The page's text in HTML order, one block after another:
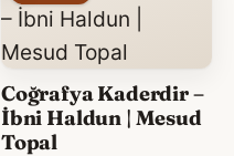
Coğrafya Kaderdir –
İbni Haldun | Mesud
Topal